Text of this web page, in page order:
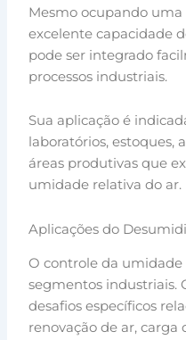
Mesmo ocupando
excelente capacidade
pode ser integrado
processos industriais.
Sua aplicação é
laboratórios, estoques,
áreas produtivas que
umidade relativa do ar.
Aplicações do
O controle da umidade
segmentos industriais.
desafios específicos
renovação de ar, carga